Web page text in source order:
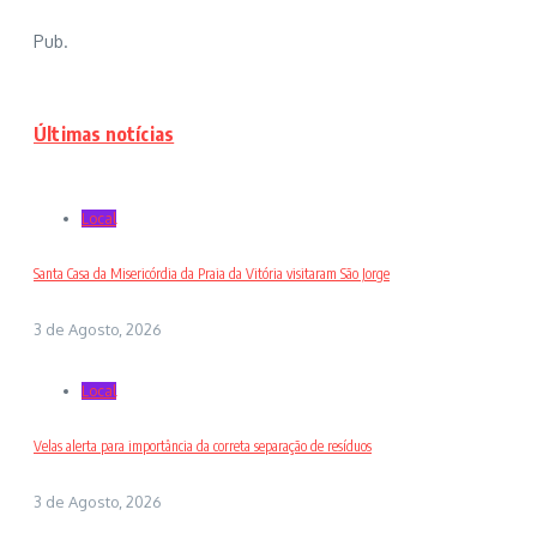
Pub.
Últimas notícias
Local
Santa Casa da Misericórdia da Praia da Vitória visitaram São Jorge
3 de Agosto, 2026
Local
Velas alerta para importância da correta separação de resíduos
3 de Agosto, 2026